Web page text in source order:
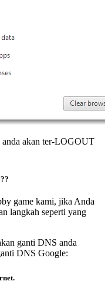
anda akan ter-LOGOUT
?
game kami, jika Anda
langkah seperti yang
ganti DNS anda
DNS Google: